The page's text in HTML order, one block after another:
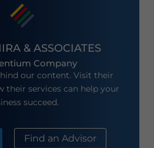
& ASSOCIATES
Company
our content. Visit their
their services can help your
succeed.
Find an Advisor